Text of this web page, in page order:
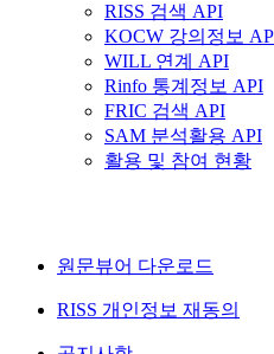
RISS 검색 API
KOCW 강의정보
WILL 연계 API
Rinfo 통계정보 API
FRIC 검색 API
SAM 분석활용 API
활용 및 참여 현황
원문뷰어 다운로드
RISS 개인정보 재동의